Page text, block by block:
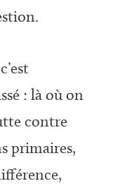
: là où on
contre
primaires,